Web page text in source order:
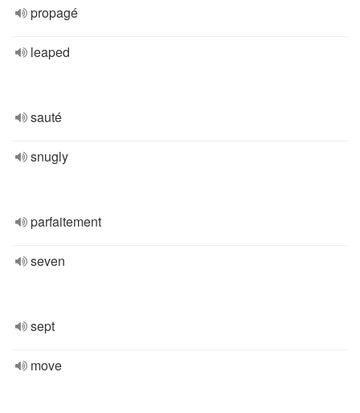
propagé
leaped
sauté
snugly
parfaitement
seven
sept
move